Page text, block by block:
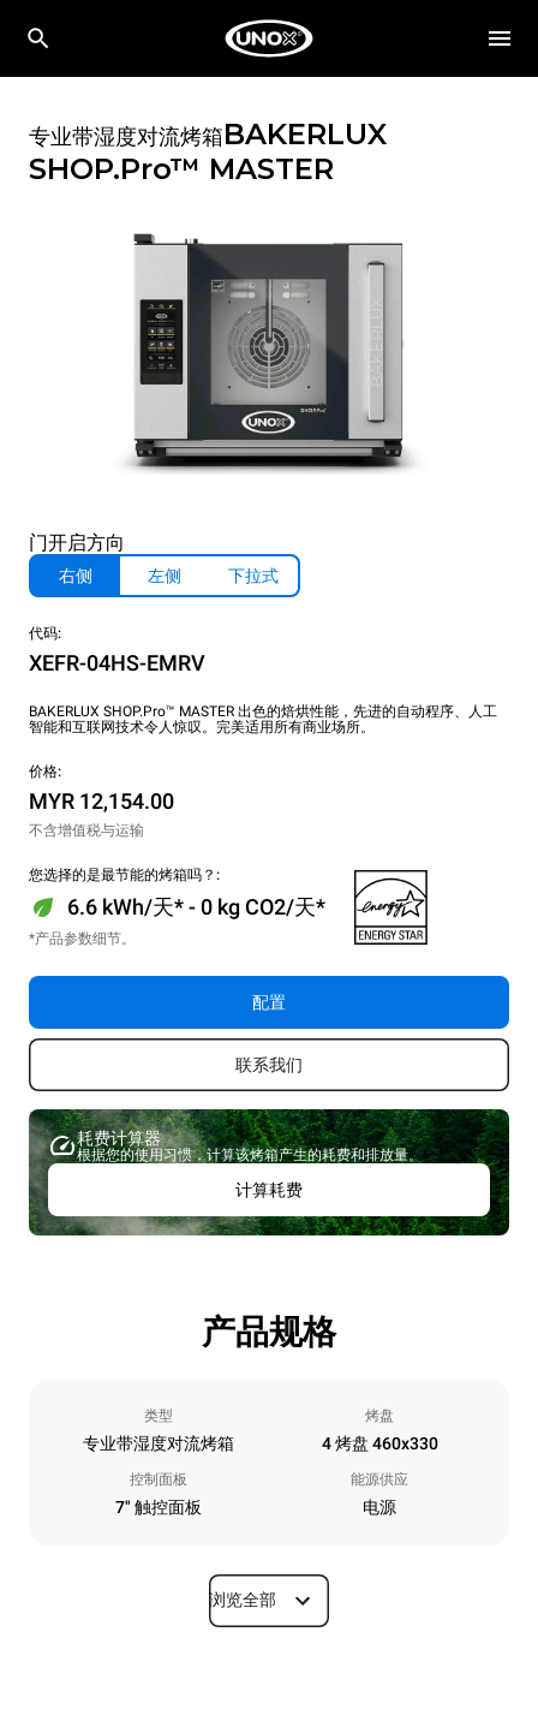
专业带湿度对流烤箱BAKERLUX
SHOP.Pro™ MASTER
门开启方向
右侧 左侧 下拉式
代码:
XEFR-04HS-EMRV
BAKERLUX SHOP.Pro™ MASTER 出色的焙烘性能，先进的自动程序、人工
智能和互联网技术令人惊叹。完美适用所有商业场所。
价格:
MYR 12,154.00
不含增值税与运输
您选择的是最节能的烤箱吗？:
6.6 kWh/天* - 0 kg CO2/天*
*产品参数细节。
配置
联系我们
耗费计算器
根据您的使用习惯，计算该烤箱产生的耗费和排放量。
计算耗费
产品规格
类型
专业带湿度对流烤箱
烤盘
4 烤盘 460x330
控制面板
7" 触控面板
能源供应
电源
尺寸
浏览全部